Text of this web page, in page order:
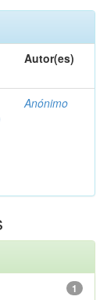
Autor(es)
Anónimo
1